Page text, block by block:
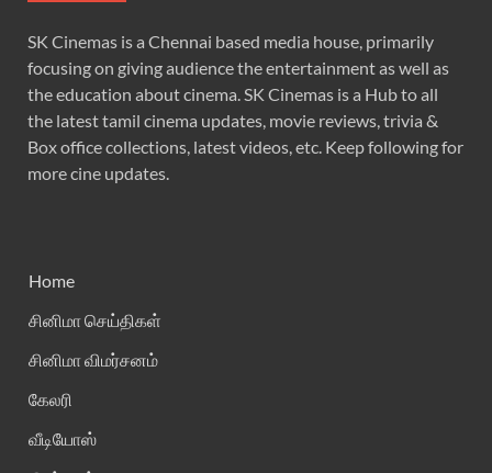
SK Cinemas is a Chennai based media house, primarily
focusing on giving audience the entertainment as well as
the education about cinema. SK Cinemas is a Hub to all
the latest tamil cinema updates, movie reviews, trivia &
Box office collections, latest videos, etc. Keep following for
more cine updates.
Home
சினிமா செய்திகள்
சினிமா விமர்சனம்
கேலரி
வீடியோஸ்